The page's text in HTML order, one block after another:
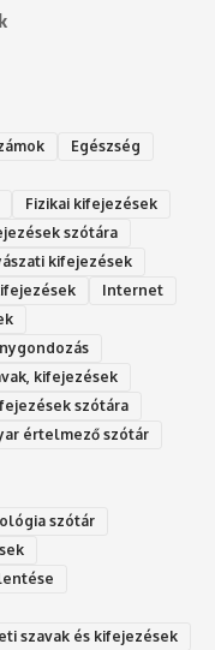
Egészség
Fizikai kifejezések
szótára
kifejezések
Internet
kifejezések
szótára
értelmező szótár
Ps‮gólohciz‬ia s‮átóz‬r
szavak és kifejezések